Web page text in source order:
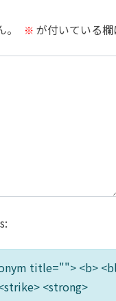
※ が付いている
title=""> <b>
<strong>